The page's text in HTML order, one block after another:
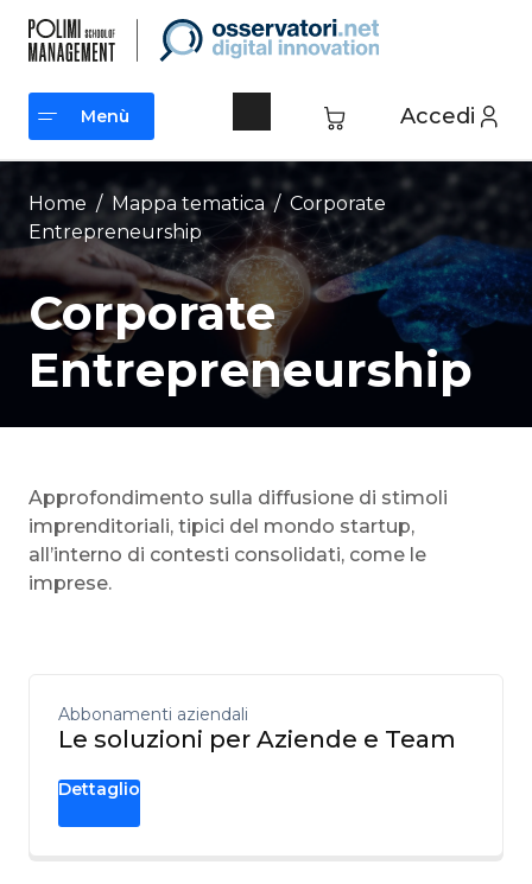
contenuto
Accedi
Menù
Menù
Home / Mappa tematica / Corporate
Entrepreneurship
Corporate
Entrepreneurship
Approfondimento sulla diffusione di stimoli
imprenditoriali, tipici del mondo startup,
all’interno di contesti consolidati, come le
imprese.
Abbonamenti aziendali
Le soluzioni per Aziende e Team
Dettaglio